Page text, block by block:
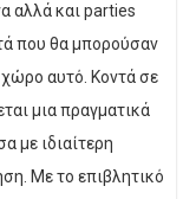
αλλά και parties
που θα μπορούσαν
αυτό. Κοντά σε
μια πραγματικά
με ιδιαίτερη
Με το επιβλητικό